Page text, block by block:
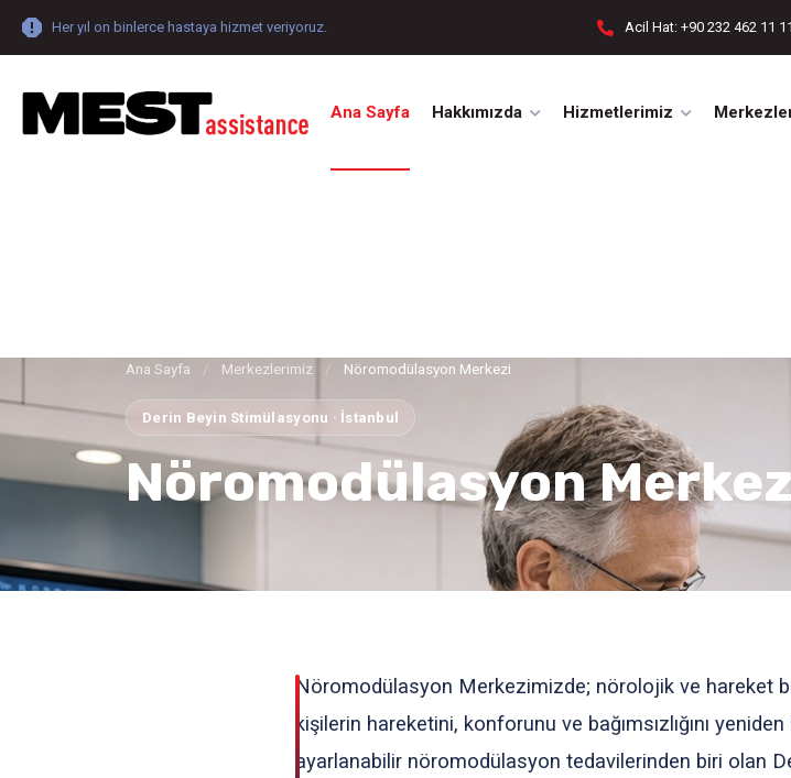
Her yıl on binlerce hastaya hizmet veriyoruz. Acil Hat: +90 232 462 11 11
Ana Sayfa Hakkımızda Hizmetlerimiz
Ana Sayfa / Merkezlerimiz / Nöromodülasyon Merkezi
Derin Beyin Stimülasyonu · İstanbul
Nöromodülasyon
Nöromodülasyon Merkezimizde; nörolojik ve hareket
kişilerin hareketini, konforunu ve bağımsızlığını
ayarlanabilir nöromodülasyon tedavilerinden biri olan